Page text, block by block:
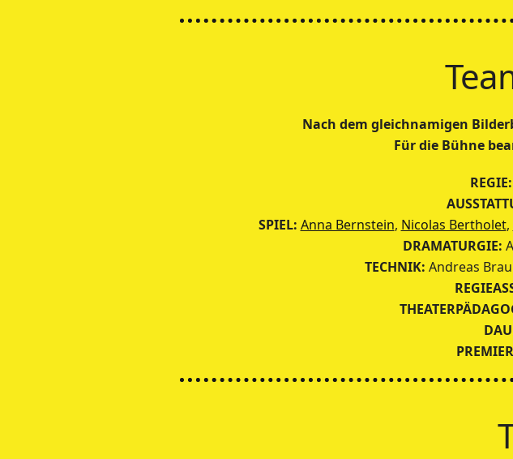
Nach dem gleichnamigen
Für die Bühne
REGIE:
SPIEL: Anna Bernstein, Nicolas Bertholet,
DRAMATURGIE:
TECHNIK: Andreas